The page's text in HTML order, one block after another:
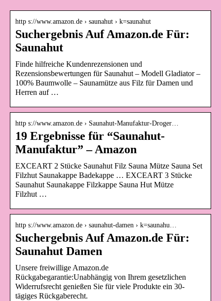
http s://www.amazon.de › saunahut › k=saunahut
Suchergebnis Auf Amazon.de Für:
Saunahut
Finde hilfreiche Kundenrezensionen und
Rezensionsbewertungen für Saunahut – Modell Gladiator –
100% Baumwolle – Saunamütze aus Filz für Damen und
Herren auf …
http s://www.amazon.de › Saunahut-Manufaktur-Droger…
19 Ergebnisse für “Saunahut-
Manufaktur” – Amazon
EXCEART 2 Stücke Saunahut Filz Sauna Mütze Sauna Set
Filzhut Saunakappe Badekappe … EXCEART 3 Stücke
Saunahut Saunakappe Filzkappe Sauna Hut Mütze
Filzhut …
http s://www.amazon.de › saunahut-damen › k=saunahu…
Suchergebnis Auf Amazon.de Für:
Saunahut Damen
Unsere freiwillige Amazon.de
Rückgabegarantie:Unabhängig von Ihrem gesetzlichen
Widerrufsrecht genießen Sie für viele Produkte ein 30-
tägiges Rückgaberecht.